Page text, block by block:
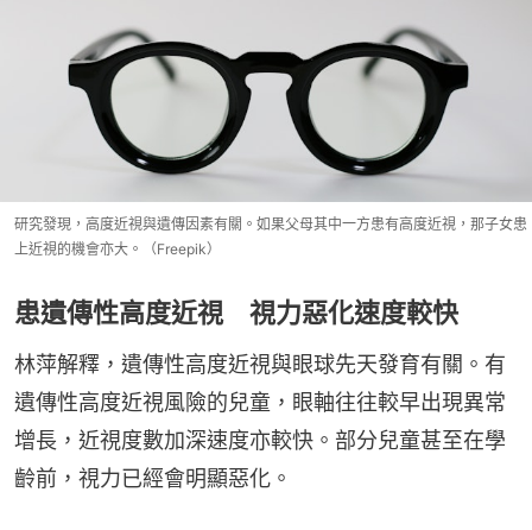
研究發現，高度近視與遺傳因素有關。如果父母其中一方患有高度近視，那子女患
上近視的機會亦大。（Freepik）
患遺傳性高度近視 視力惡化速度較快
林萍解釋，遺傳性高度近視與眼球先天發育有關。有
遺傳性高度近視風險的兒童，眼軸往往較早出現異常
增長，近視度數加深速度亦較快。部分兒童甚至在學
齡前，視力已經會明顯惡化。